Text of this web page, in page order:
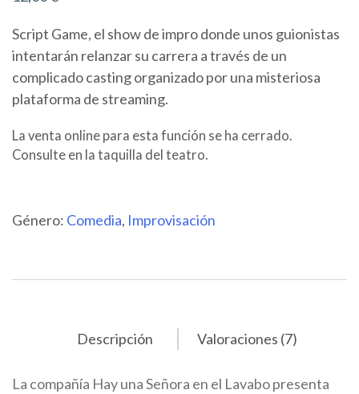
de clientes
Script Game, el show de impro donde unos guionistas
intentarán relanzar su carrera a través de un
complicado casting organizado por una misteriosa
plataforma de streaming.
La venta online para esta función se ha cerrado.
Consulte en la taquilla del teatro.
Género: Comedia, Improvisación
Descripción Valoraciones (7)
La compañía Hay una Señora en el Lavabo presenta